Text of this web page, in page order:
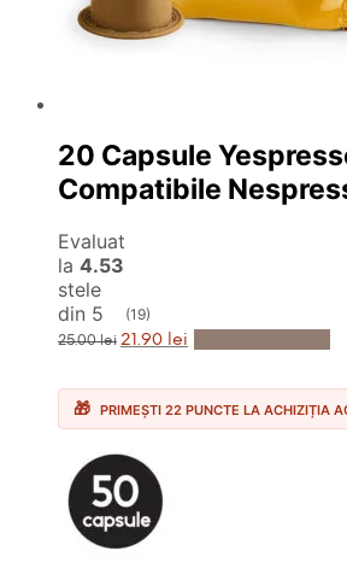
20 Capsule
Compatibile
Evaluat
la 4.53
stele
din 5
(19)
25.00lei Prețul
inițial
fost:
25.00 lei.
21.90 lei Prețul
curent
21.90 lei.
PRIMEȘTI 22 PUNCTE LA ACHIZIȚIA